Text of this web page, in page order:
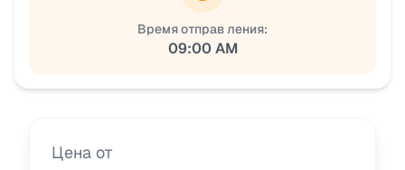
Время отправ ления:
09:00 AM
Цена от